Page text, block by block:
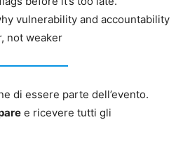
vulnerability and accountability
not weaker
di essere parte dell’evento.
e ricevere tutti gli